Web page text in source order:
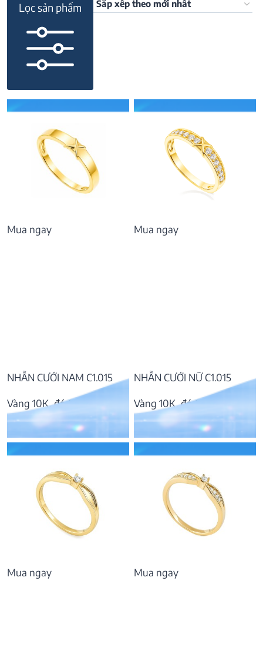
Lọc sản phẩm
Mua ngay
NHẪN CƯỚI NAM C1.015
Vàng 10K, đá CZ
9.451.000₫
Mua ngay
NHẪN CƯỚI NỮ C1.015
Vàng 10K, đá CZ
7.881.000₫
Mua ngay Mua ngay